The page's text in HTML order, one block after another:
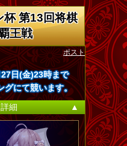
第13回将棋
王戦
ポスト
日(金)23時まで
グにて競います。
細
▲